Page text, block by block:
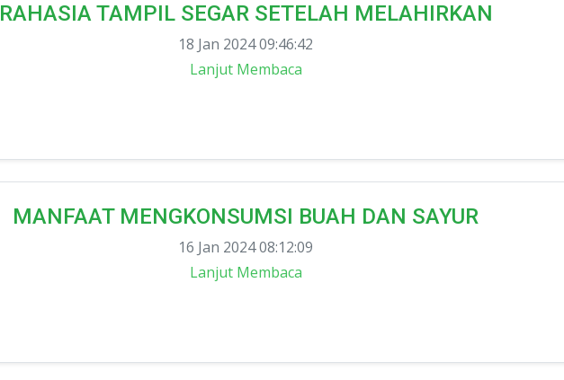
RAHASIA TAMPIL SEGAR SETELAH MELAHIRKAN
18 Jan 2024 09:46:42
Lanjut Membaca
MANFAAT MENGKONSUMSI BUAH DAN SAYUR
16 Jan 2024 08:12:09
Lanjut Membaca